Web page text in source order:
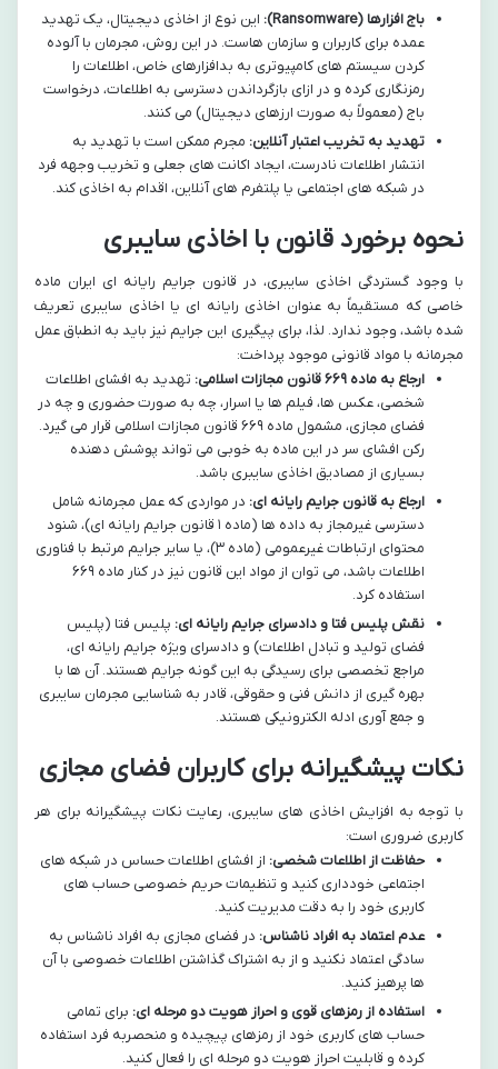
باج افزارها (Ransomware):
این نوع از اخاذی دیجیتال، یک تهدید
عمده برای کاربران و سازمان هاست. در این روش، مجرمان با آلوده
کردن سیستم های کامپیوتری به بدافزارهای خاص، اطلاعات را
رمزنگاری کرده و در ازای بازگرداندن دسترسی به اطلاعات، درخواست
باج (معمولاً به صورت ارزهای دیجیتال) می کنند.
تهدید به تخریب اعتبار آنلاین: مجرم ممکن است با تهدید به
انتشار اطلاعات نادرست، ایجاد اکانت های جعلی و تخریب وجهه فرد
در شبکه های اجتماعی یا پلتفرم های آنلاین، اقدام به اخاذی کند.
نحوه برخورد قانون با اخاذی سایبری
با وجود گستردگی اخاذی سایبری، در قانون جرایم رایانه ای ایران ماده
خاصی که مستقیماً به عنوان اخاذی رایانه ای یا اخاذی سایبری تعریف
شده باشد، وجود ندارد. لذا، برای پیگیری این جرایم نیز باید به انطباق عمل
مجرمانه با مواد قانونی موجود پرداخت:
ارجاع به ماده ۶۶۹ قانون مجازات اسلامی:
تهدید به افشای اطلاعات
شخصی، عکس ها، فیلم ها یا اسرار، چه به صورت حضوری و چه در
فضای مجازی، مشمول ماده ۶۶۹ قانون مجازات اسلامی قرار می گیرد.
رکن افشای سر در این ماده به خوبی می تواند پوشش دهنده
بسیاری از مصادیق اخاذی سایبری باشد.
ارجاع به قانون جرایم رایانه ای: در مواردی که عمل مجرمانه شامل
دسترسی غیرمجاز به داده ها (ماده ۱ قانون جرایم رایانه ای)، شنود
محتوای ارتباطات غیرعمومی (ماده ۳)، یا سایر جرایم مرتبط با فناوری
اطلاعات باشد، می توان از مواد این قانون نیز در کنار ماده ۶۶۹
استفاده کرد.
نقش پلیس فتا و دادسرای جرایم رایانه ای: پلیس فتا (پلیس
فضای تولید و تبادل اطلاعات) و دادسرای ویژه جرایم رایانه ای،
مراجع تخصصی برای رسیدگی به این گونه جرایم هستند. آن ها با
بهره گیری از دانش فنی و حقوقی، قادر به شناسایی مجرمان سایبری
و جمع آوری ادله الکترونیکی هستند.
نکات پیشگیرانه برای کاربران فضای مجازی
با توجه به افزایش اخاذی های سایبری، رعایت نکات پیشگیرانه برای هر
کاربری ضروری است:
حفاظت از اطلاعات شخصی: از افشای اطلاعات حساس در شبکه های
اجتماعی خودداری کنید و تنظیمات حریم خصوصی حساب های
کاربری خود را به دقت مدیریت کنید.
عدم اعتماد به افراد ناشناس: در فضای مجازی به افراد ناشناس به
سادگی اعتماد نکنید و از به اشتراک گذاشتن اطلاعات خصوصی با آن
ها پرهیز کنید.
استفاده از رمزهای قوی و احراز هویت دو مرحله ای: برای تمامی
حساب های کاربری خود از رمزهای پیچیده و منحصربه فرد استفاده
کرده و قابلیت احراز هویت دو مرحله ای را فعال کنید.